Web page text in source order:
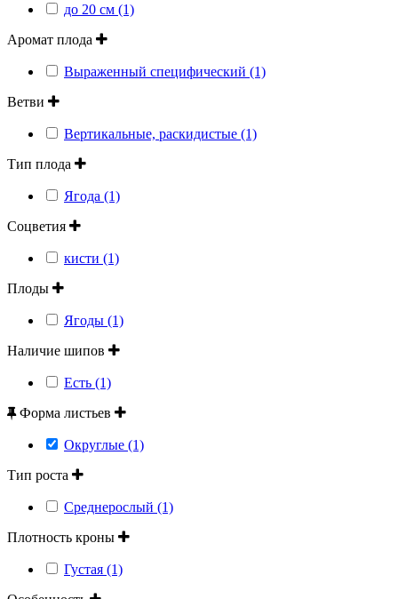
до 20 см (1)
Аромат плода
Выраженный специфический (1)
Ветви
Вертикальные, раскидистые (1)
Тип плода
Ягода (1)
Соцветия
кисти (1)
Плоды
Ягоды (1)
Наличие шипов
Есть (1)
Форма листьев
Округлые (1)
Тип роста
Среднерослый (1)
Плотность кроны
Густая (1)